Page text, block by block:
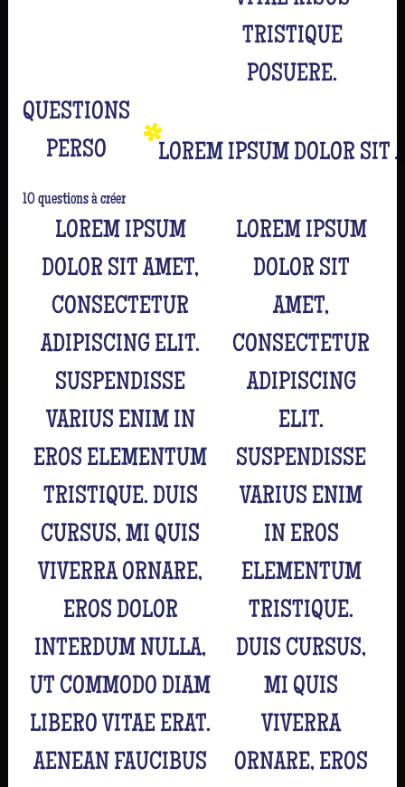
TRISTIQUE
POSUERE.
QUESTIONS
PERSO
10 questions à créer
LOREM IPSUM DOLOR SIT
LOREM IPSUM
DOLOR SIT AMET,
CONSECTETUR
ADIPISCING ELIT.
SUSPENDISSE
VARIUS ENIM IN
EROS ELEMENTUM
TRISTIQUE. DUIS
CURSUS, MI QUIS
VIVERRA ORNARE,
EROS DOLOR
INTERDUM NULLA,
UT COMMODO DIAM
LIBERO VITAE ERAT.
AENEAN FAUCIBUS
LOREM IPSUM
DOLOR SIT
AMET,
CONSECTETUR
ADIPISCING
ELIT.
SUSPENDISSE
VARIUS ENIM
IN EROS
ELEMENTUM
TRISTIQUE.
DUIS CURSUS,
MI QUIS
VIVERRA
ORNARE, EROS